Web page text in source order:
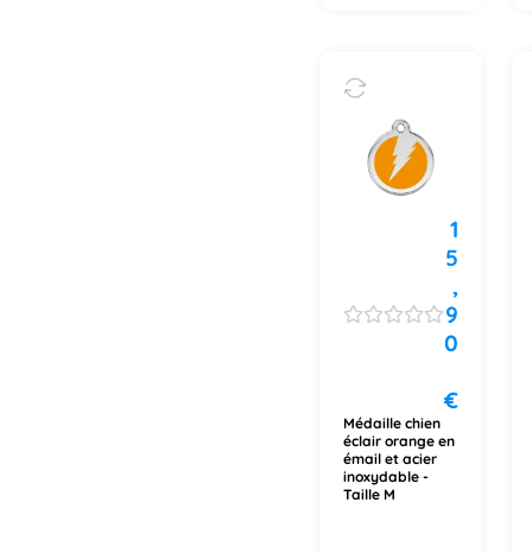
1
5
,
9
0
€
Médaille chien
éclair orange en
émail et acier
inoxydable -
Taille M